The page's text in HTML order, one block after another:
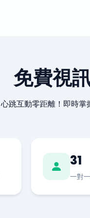
免費視
跳互動零距離！即時掌
31
一對